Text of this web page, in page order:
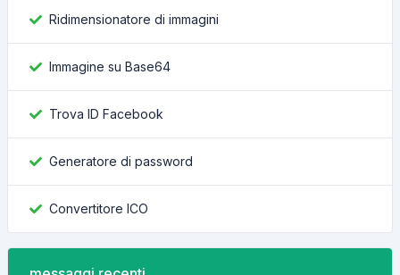
Ridimensionatore di immagini
Immagine su Base64
Trova ID Facebook
Generatore di password
Convertitore ICO